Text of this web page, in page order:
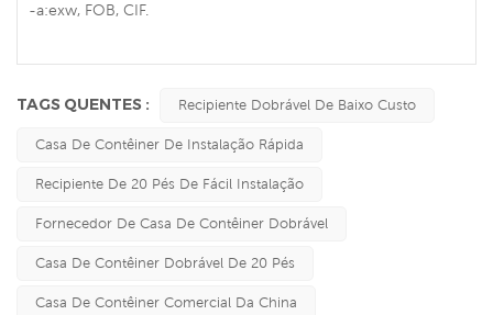
-a:exw, FOB, CIF.
TAGS QUENTES : Recipiente Dobrável De Baixo Custo
Casa De Contêiner De Instalação Rápida
Recipiente De 20 Pés De Fácil Instalação
Fornecedor De Casa De Contêiner Dobrável
Casa De Contêiner Dobrável De 20 Pés
Casa De Contêiner Comercial Da China